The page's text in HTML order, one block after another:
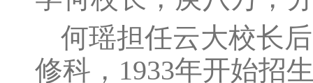
何瑶担任云大校长
修科，1933年开始招